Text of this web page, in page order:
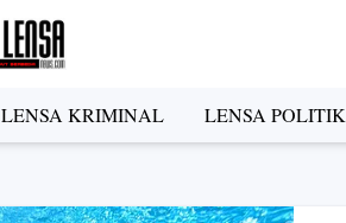
LENSA KRIMINAL LENSA POLITIK